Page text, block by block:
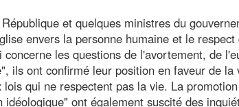
et quelques ministres du
envers la personne humaine et le
les questions de l'avortement, de
ils ont confirmé leur position en faveur de
qui ne respectent pas la vie. La
ont également suscité des